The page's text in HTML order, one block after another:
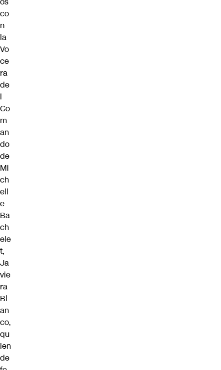
co
n
la
Vo
ce
ra
de
l
Co
m
an
do
de
Mi
ch
ell
e
Ba
ch
ele
t,
Ja
vie
ra
Bl
an
co,
qu
ien
de